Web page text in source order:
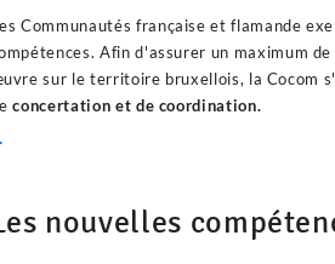
Communautés française et flamande
Afin d'assurer un maximum
sur le territoire bruxellois, la Cocom
concertation et de coordination.
nouvelles